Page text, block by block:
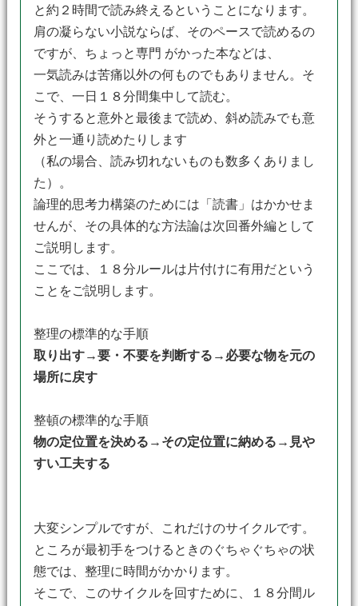
と約２時間で読み終えるということになります。
肩の凝らない小説ならば、そのペースで読めるの
ですが、ちょっと専門 がかった本などは、
一気読みは苦痛以外の何ものでもありません。そ
こで、一日１８分間集中して読む。
そうすると意外と最後まで読め、斜め読みでも意
外と一通り読めたりします
（私の場合、読み切れないものも数多くありまし
た）。
論理的思考力構築のためには「読書」はかかせま
せんが、その具体的な方法論は次回番外編として
ご説明します。
ここでは、１８分ルールは片付けに有用だという
ことをご説明します。
整理の標準的な手順
取り出す→要・不要を判断する→必要な物を元の
場所に戻す
整頓の標準的な手順
物の定位置を決める→その定位置に納める→見や
すい工夫する
大変シンプルですが、これだけのサイクルです。
ところが最初手をつけるときのぐちゃぐちゃの状
態では、整理に時間がかかります。
そこで、このサイクルを回すために、１８分間ル